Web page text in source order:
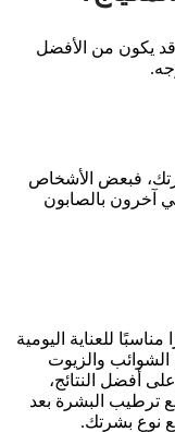
قد يكون من الأفضل
فبعض الأشخاص
آخرون بالصابون
مناسبًا للعناية اليومية
والزيوت
أفضل النتائج،
ترطيب البشرة بعد
نوع بشرتك.